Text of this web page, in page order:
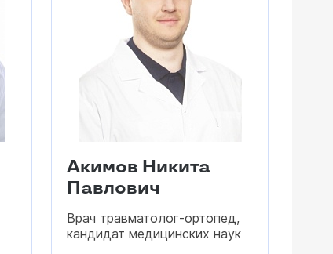
Акимов Никита
Павлович
Врач травматолог-ортопед,
кандидат медицинских наук